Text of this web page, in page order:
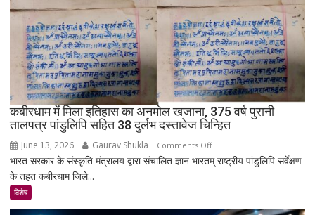
बसा
राजस्थान
का
सबसे
रहस्यमयी
गांव?
कबीरधाम में मिला इतिहास का अनमोल खजाना, 375 वर्ष पुरानी
तालपत्र पांडुलिपि सहित 38 दुर्लभ दस्तावेज चिन्हित
June 13, 2026 Gaurav Shukla Comments Offon
कबीरधाम
भारत सरकार के संस्कृति मंत्रालय द्वारा संचालित ज्ञान भारतम् राष्ट्रीय पांडुलिपि सर्वेक्षण
के तहत कबीरधाम जिले...
विशेष